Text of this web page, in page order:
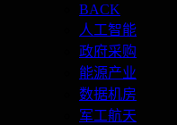
BACK
人工智能
政府采购
能源产业
数据机房
军工航天